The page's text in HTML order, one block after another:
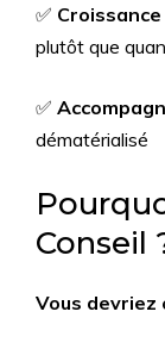
✅
plutôt que
✅
dématérialisé
Conseil
Vous devriez